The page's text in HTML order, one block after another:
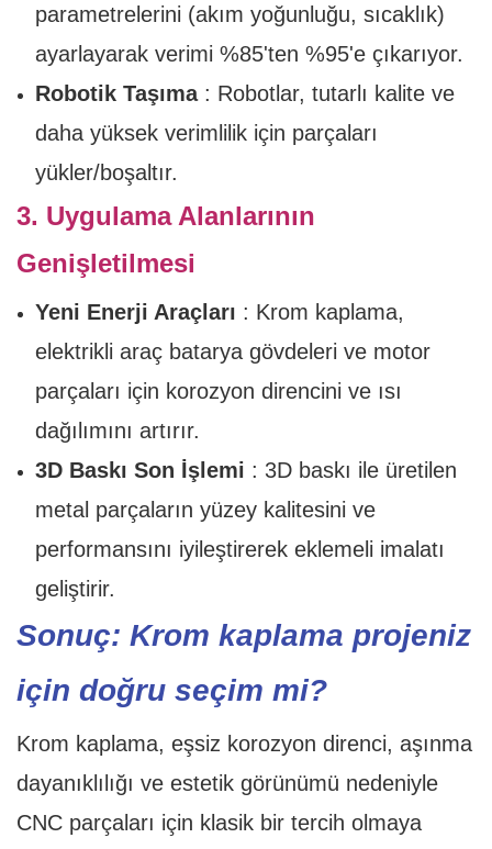
parametrelerini (akım yoğunluğu, sıcaklık)
ayarlayarak verimi %85'ten %95'e çıkarıyor.
Robotik Taşıma: Robotlar, tutarlı kalite ve
daha yüksek verimlilik için parçaları
yükler/boşaltır.
3. Uygulama Alanlarının
Genişletilmesi
Yeni Enerji Araçları : Krom kaplama,
elektrikli araç batarya gövdeleri ve motor
parçaları için korozyon direncini ve ısı
dağılımını artırır.
3D Baskı Son İşlemi : 3D baskı ile üretilen
metal parçaların yüzey kalitesini ve
performansını iyileştirerek eklemeli imalatı
geliştirir.
Sonuç: Krom kaplama projeniz
için doğru seçim mi?
Krom kaplama, eşsiz korozyon direnci, aşınma
dayanıklılığı ve estetik görünümü nedeniyle
CNC parçaları için klasik bir tercih olmaya